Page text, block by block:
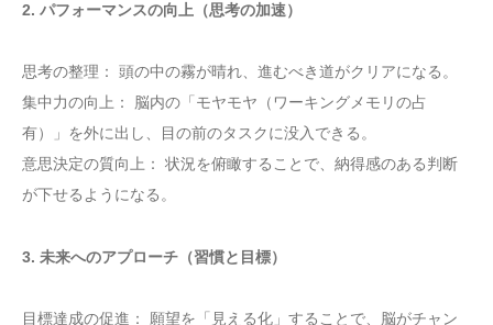
2. パフォーマンスの向上（思考の加速）
思考の整理： 頭の中の霧が晴れ、進むべき道がクリアになる。
集中力の向上： 脳内の「モヤモヤ（ワーキングメモリの占
有）」を外に出し、目の前のタスクに没入できる。
意思決定の質向上： 状況を俯瞰することで、納得感のある判断
が下せるようになる。
3. 未来へのアプローチ（習慣と目標）
目標達成の促進： 願望を「見える化」することで、脳がチャン